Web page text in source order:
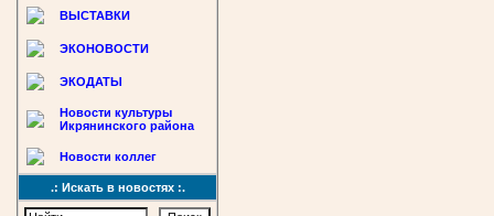
ВЫСТАВКИ
ЭКОНОВОСТИ
ЭКОДАТЫ
Новости культуры
Икрянинского района
Новости коллег
.: Искать в новостях :.